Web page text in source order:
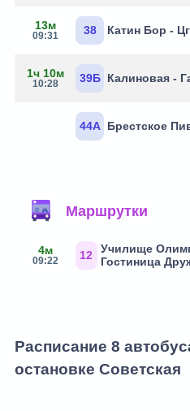
13м
09:31 38 Катин Бор -
1ч 10м
10:28 39Б Калиновая -
44А Брестское
Маршрутки
4м
09:22 12
Училище
Гостиница
Расписание 8
остановке Советская